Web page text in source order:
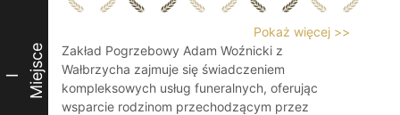
I Miejsce
Pokaż więcej >>
Zakład Pogrzebowy Adam Woźnicki z
Wałbrzycha zajmuje się świadczeniem
kompleksowych usług funeralnych, oferując
wsparcie rodzinom przechodzącym przez